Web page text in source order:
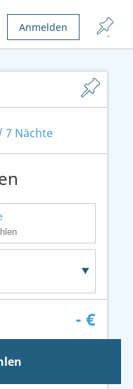
Anmelden
7 Nächte
- €